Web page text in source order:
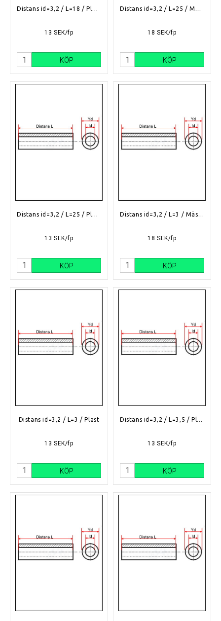
Distans id=3,2 / L=18 / Plast
13 SEK/fp
KÖP
Distans id=3,2 / L=25 / Mässing
18 SEK/fp
KÖP
13 SEK/fp
KÖP
18 SEK/fp
KÖP
Distans id=3,2 / L=3 / Plast
13 SEK/fp
KÖP
Distans id=3,2 / L=3,5 / Plast
13 SEK/fp
KÖP